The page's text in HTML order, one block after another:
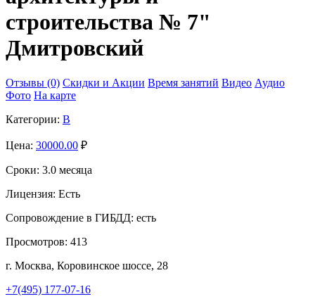
строительства № 7"
Дмитровский
Отзывы (0) Скидки и Акции Время занятий Видео Аудио
Фото На карте
Категории: B
Цена: 30000.00 ₽
Сроки: 3.0 месяца
Лицензия: Есть
Сопровождение в ГИБДД: есть
Просмотров: 413
г. Москва, Коровинское шоссе, 28
+7(495) 177-07-16